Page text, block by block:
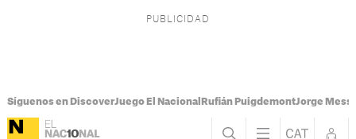
Síguenos en DiscoverJuego El Nacional Rufián PuigdemontJorge Messi